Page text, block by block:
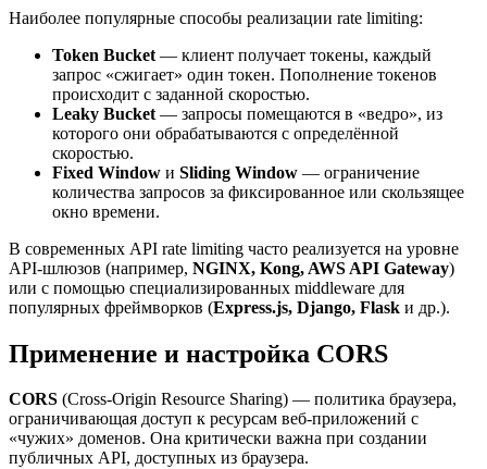
Наиболее популярные способы реализации rate limiting:
Token Bucket — клиент получает токены, каждый
запрос «сжигает» один токен. Пополнение токенов
происходит с заданной скоростью.
Leaky Bucket — запросы помещаются в «ведро», из
которого они обрабатываются с определённой
скоростью.
Fixed Window и Sliding Window — ограничение
количества запросов за фиксированное или скользящее
окно времени.
В современных API rate limiting часто реализуется на уровне
API-шлюзов (например, NGINX, Kong, AWS API Gateway)
или с помощью специализированных middleware для
популярных фреймворков (Express.js, Django, Flask и др.).
Применение и настройка CORS
CORS (Cross-Origin Resource Sharing) — политика браузера,
ограничивающая доступ к ресурсам веб-приложений с
«чужих» доменов. Она критически важна при создании
публичных API, доступных из браузера.